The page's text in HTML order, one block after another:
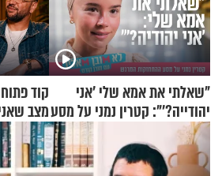
"שאלתי את אמא שלי 'אני
יהודייה?'": קטרין נמני על מסע
ההתחזקות המרגש
קוד
מצב
בבוקר